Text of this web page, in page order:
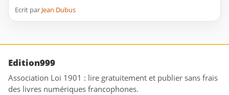
Ecrit par Jean Dubus
Edition999
Association Loi 1901 : lire gratuitement et publier sans frais
des livres numériques francophones.